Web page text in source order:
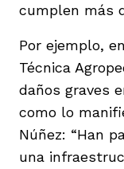
cumplen más
Por ejemplo,
Técnica
daños graves
como lo
Núñez: “Han
una